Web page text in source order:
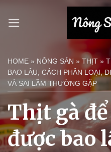
qua
HOME » NÔNG SẢN » THỊT »
BAO LÂU, CÁCH PHÂN LOẠI,
VÀ SAI LẦM THƯỜNG GẶP
Thịt gà
được bao